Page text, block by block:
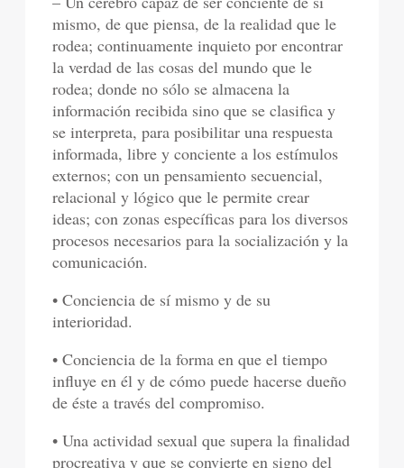
mismo, de que piensa, de la realidad que le
rodea; continuamente inquieto por encontrar
la verdad de las cosas del mundo que le
rodea; donde no sólo se almacena la
información recibida sino que se clasifica y
se interpreta, para posibilitar una respuesta
informada, libre y conciente a los estímulos
externos; con un pensamiento secuencial,
relacional y lógico que le permite crear
ideas; con zonas específicas para los diversos
procesos necesarios para la socialización y la
comunicación.
• Conciencia de sí mismo y de su
interioridad.
• Conciencia de la forma en que el tiempo
influye en él y de cómo puede hacerse dueño
de éste a través del compromiso.
• Una actividad sexual que supera la finalidad
procreativa y que se convierte en signo del